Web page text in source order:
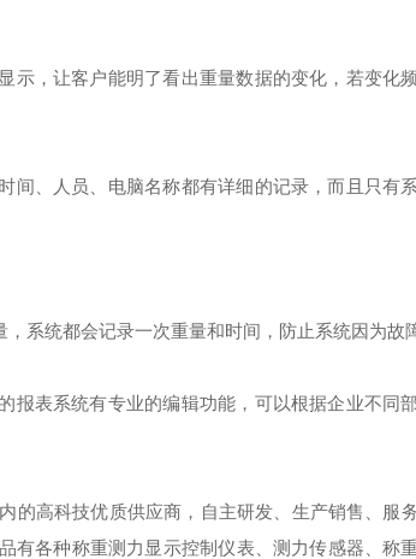
，让客户能明了看出重量数据的变化，若变化
、人员、电脑名称都有详细的记录，而且只有
系统都会记录一次重量和时间，防止系统因为故
表系统有专业的编辑功能，可以根据企业不同
的高科技优质供应商，自主研发、生产销售、服
有各种称重测力显示控制仪表、测力传感器、称